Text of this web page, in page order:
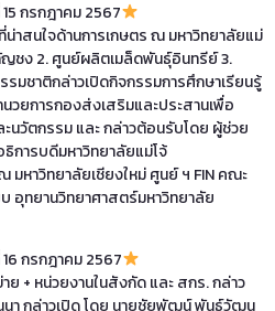
กรกฎาคม 2567
น่าสนใจด้านการเกษตร ณ มหาวิทยาลัยแม่
ชง 2. ศูนย์ผลิตเมล็ดพันธุ์อินทรีย์ 3.
มชาติกล่าวเปิดกิจกรรมการศึกษาเรียนรู้
วยการกองส่งเสริมและประสานเพื่อ
นวัตกรรม และ กล่าวต้อนรับโดย ผู้ช่วย
การบดีมหาวิทยาลัยแม่โจ้
มหาวิทยาลัยเชียงใหม่ ศูนย์ ฯ FIN คณะ
อุทยานวิทยาศาสตร์มหาวิทยาลัย
กรกฎาคม 2567
ย + หน่วยงานในสังกัด และ สกร. กล่าว
นา กล่าวเปิด โดย นายชัยพัฒน์ พันธุ์วัฒน